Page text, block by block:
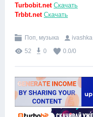
Turbobit.net Скачать
Trbbt.net Скачать
Поп, музыка ivashka
52
0 0.0/0